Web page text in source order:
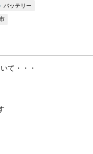
バッテリー
て・・・